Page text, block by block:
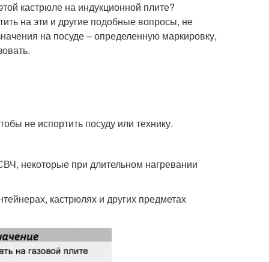
кастрюле на индукционной плите?
на эти и другие подобные вопросы, не
на посуде – определенную маркировку,
не испортить посуду или технику.
некоторые при длительном нагревании
кастрюлях и других предметах